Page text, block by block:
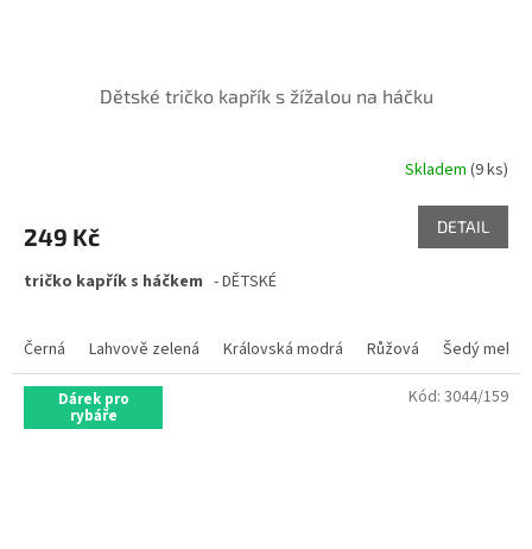
Dětské tričko kapřík s žížalou na háčku
Skladem (9 ks)
249 Kč DETAIL
tričko kapřík s háčkem - DĚTSKÉ
Černá Lahvově zelená Královská modrá Růžová Šedý melír
Dárek pro
rybáře
Kód: 3044/159